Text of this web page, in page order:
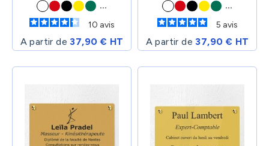
...
10 avis
A partir de37,90 € HT
...
5 avis
A partir de37,90 € HT